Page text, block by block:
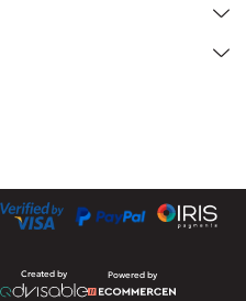
Created by Powered by